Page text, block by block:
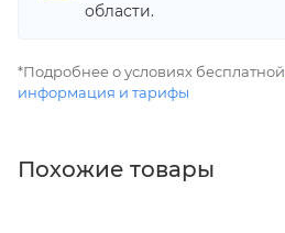
области.
*Подробнее о условиях бесплатной
информация и тарифы
Похожие товары